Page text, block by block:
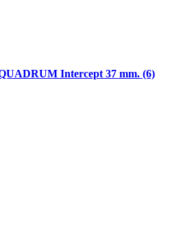
Intercept 37 mm. (6)